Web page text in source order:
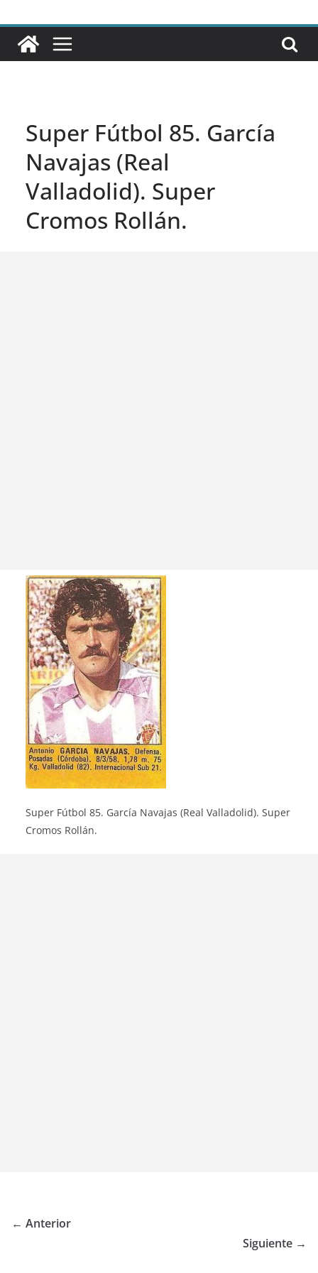
Super Fútbol 85. García
Navajas (Real
Valladolid). Super
Cromos Rollán.
Super Fútbol 85. García Navajas (Real Valladolid). Super
Cromos Rollán.
← Anterior
Siguiente →